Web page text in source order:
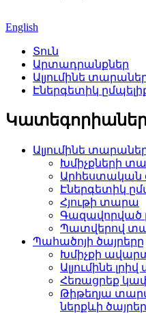
English
Տուն
Արտադրանքներ
Ալյումինե
Էներգետիկ
Ալյումինե
Խմիչքների
Արհեստական
Էներգետիկ
Հյութի տարա
Գազավորված
Պատվերով
Պահածոյի ծայրերը
Խմիչքի
Ալյումինե
Հեռացրեք
Թիթեղյա
ներքևի